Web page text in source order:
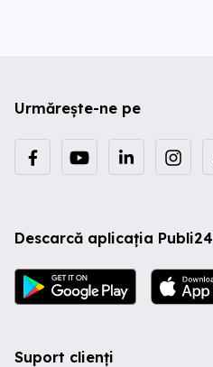
Urmărește-ne pe
Descarcă aplicația Publi24
Suport clienți